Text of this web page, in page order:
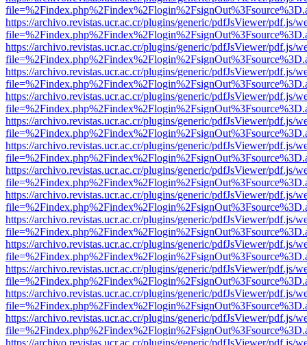
https://archivo.revistas.ucr.ac.cr/plugins/generic/pdfJsViewer/pdf.js/
https://archivo.revistas.ucr.ac.cr/plugins/generic/pdfJsViewer/pdf.js/
https://archivo.revistas.ucr.ac.cr/plugins/generic/pdfJsViewer/pdf.js/
https://archivo.revistas.ucr.ac.cr/plugins/generic/pdfJsViewer/pdf.js/
https://archivo.revistas.ucr.ac.cr/plugins/generic/pdfJsViewer/pdf.js/
https://archivo.revistas.ucr.ac.cr/plugins/generic/pdfJsViewer/pdf.js/
https://archivo.revistas.ucr.ac.cr/plugins/generic/pdfJsViewer/pdf.js/
https://archivo.revistas.ucr.ac.cr/plugins/generic/pdfJsViewer/pdf.js/
https://archivo.revistas.ucr.ac.cr/plugins/generic/pdfJsViewer/pdf.js/
https://archivo.revistas.ucr.ac.cr/plugins/generic/pdfJsViewer/pdf.js/
https://archivo.revistas.ucr.ac.cr/plugins/generic/pdfJsViewer/pdf.js/
https://archivo.revistas.ucr.ac.cr/plugins/generic/pdfJsViewer/pdf.js/
https://archivo.revistas.ucr.ac.cr/plugins/generic/pdfJsViewer/pdf.js/
https://archivo.revistas.ucr.ac.cr/plugins/generic/pdfJsViewer/pdf.js/